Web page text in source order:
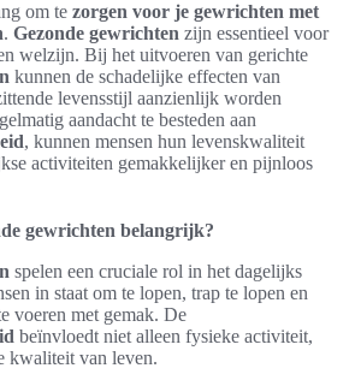
om te zorgen voor je gewrichten met
. Gezonde gewrichten zijn essentieel voor
welzijn. Bij het uitvoeren van gerichte
kunnen de schadelijke effecten van
levensstijl aanzienlijk worden
aandacht te besteden aan
, kunnen mensen hun levenskwaliteit
activiteiten gemakkelijker en pijnloos
gewrichten belangrijk?
spelen een cruciale rol in het dagelijks
in staat om te lopen, trap te lopen en
voeren met gemak. De
beïnvloedt niet alleen fysieke activiteit,
kwaliteit van leven.